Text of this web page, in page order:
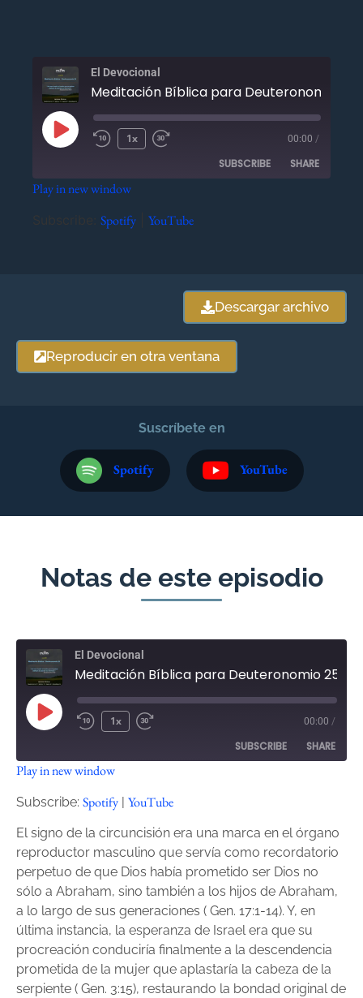
El Devocional
1x 00:00 /
SUBSCRIBE SHARE
Play in new window
Spotify YouTube
Descargar archivo
Reproducir en otra ventana
Suscríbete en
Spotify YouTube
Notas de este episodio
El Devocional
1x 00:00 /
SUBSCRIBE SHARE
Spotify
SHARE
LINK
EMBED
Play in new window
Subscribe: Spotify | YouTube
El signo de la circuncisión era una marca en el órgano
reproductor masculino que servía como recordatorio
perpetuo de que Dios había prometido ser Dios no
sólo a Abraham, sino también a los hijos de Abraham,
a lo largo de sus generaciones ( Gen. 17:1-14). Y, en
última instancia, la esperanza de Israel era que su
procreación conduciría finalmente a la descendencia
prometida de la mujer que aplastaría la cabeza de la
serpiente ( Gen. 3:15), restaurando la bondad original de